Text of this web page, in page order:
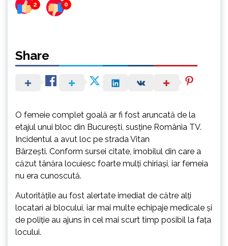
2 0
Share
O femeie complet goală ar fi fost aruncată de la
etajul unui bloc din București, susține România TV.
Incidentul a avut loc pe strada Vitan
Bârzești. Conform sursei citate, imobilul din care a
căzut tânăra locuiesc foarte mulți chiriași, iar femeia
nu era cunoscută.
Autoritățile au fost alertate imediat de către alți
locatari ai blocului, iar mai multe echipaje medicale și
de poliție au ajuns în cel mai scurt timp posibil la fața
locului.